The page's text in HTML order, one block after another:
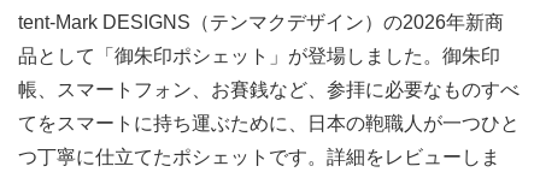
tent-Mark DESIGNS（テンマクデザイン）の2026年新商
品として「御朱印ポシェット」が登場しました。御朱印
帳、スマートフォン、お賽銭など、参拝に必要なものすべ
てをスマートに持ち運ぶために、日本の鞄職人が一つひと
つ丁寧に仕立てたポシェットです。詳細をレビューしま